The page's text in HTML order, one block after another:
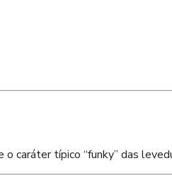
caráter típico “funky” das